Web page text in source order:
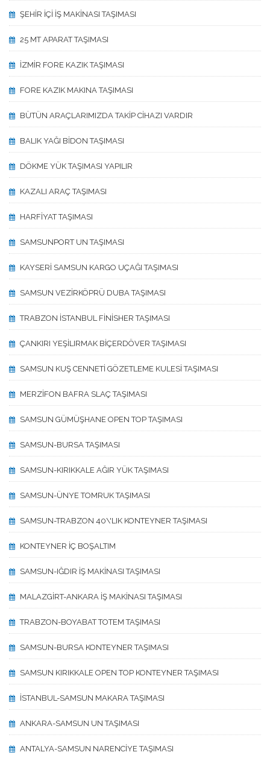
ŞEHİR İÇİ İŞ MAKİNASI TAŞIMASI
25 MT APARAT TAŞIMASI
İZMİR FORE KAZIK TAŞIMASI
FORE KAZIK MAKINA TAŞIMASI
BÜTÜN ARAÇLARIMIZDA TAKİP CİHAZI VARDIR
BALIK YAĞI BİDON TAŞIMASI
DÖKME YÜK TAŞIMASI YAPILIR
KAZALI ARAÇ TAŞIMASI
HARFİYAT TAŞIMASI
SAMSUNPORT UN TAŞIMASI
KAYSERİ SAMSUN KARGO UÇAĞI TAŞIMASI
SAMSUN VEZİRKÖPRÜ DUBA TAŞIMASI
TRABZON İSTANBUL FİNİSHER TAŞIMASI
ÇANKIRI YEŞİLIRMAK BİÇERDÖVER TAŞIMASI
SAMSUN KUŞ CENNETİ GÖZETLEME KULESİ TAŞIMASI
MERZİFON BAFRA SLAÇ TAŞIMASI
SAMSUN GÜMÜŞHANE OPEN TOP TAŞIMASI
SAMSUN-BURSA TAŞIMASI
SAMSUN-KIRIKKALE AĞIR YÜK TAŞIMASI
SAMSUN-ÜNYE TOMRUK TAŞIMASI
SAMSUN-TRABZON 40\'LIK KONTEYNER TAŞIMASI
KONTEYNER İÇ BOŞALTIM
SAMSUN-IĞDIR İŞ MAKİNASI TAŞIMASI
MALAZGİRT-ANKARA İŞ MAKİNASI TAŞIMASI
TRABZON-BOYABAT TOTEM TAŞIMASI
SAMSUN-BURSA KONTEYNER TAŞIMASI
SAMSUN KIRIKKALE OPEN TOP KONTEYNER TAŞIMASI
İSTANBUL-SAMSUN MAKARA TAŞIMASI
ANKARA-SAMSUN UN TAŞIMASI
ANTALYA-SAMSUN NARENCİYE TAŞIMASI